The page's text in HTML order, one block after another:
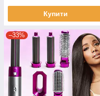
Купити
–33%